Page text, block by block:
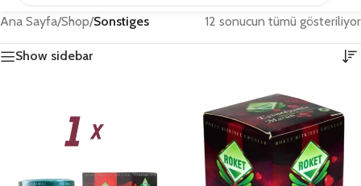
Ana Sayfa/Shop/Sonstiges 12 sonucun tümü gösteriliyor
Show sidebar